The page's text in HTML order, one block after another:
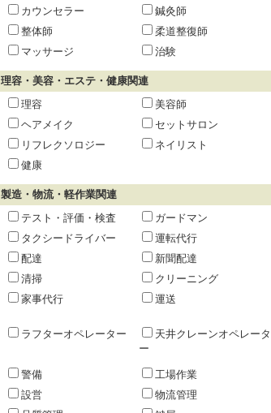
カウンセラー
鍼灸師
整体師
柔道整復師
マッサージ
治験
理容・美容・エステ・健康関連
理容
美容師
ヘアメイク
セットサロン
リフレクソロジー
ネイリスト
健康
製造・物流・軽作業関連
テスト・評価・検査
ガードマン
タクシードライバー
運転代行
配達
新聞配達
清掃
クリーニング
家事代行
運送
ラフターオペレーター
天井クレーンオペレータ
ー
警備
工場作業
設営
物流管理